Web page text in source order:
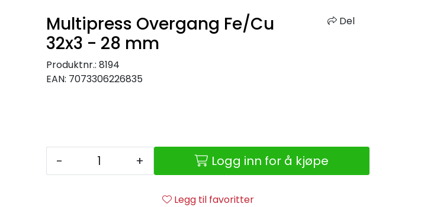
Multipress Overgang Fe/Cu
32x3 - 28 mm
Produktnr.: 8194
EAN: 7073306226835
Del
- + Logg inn for å kjøpe
Legg til favoritter